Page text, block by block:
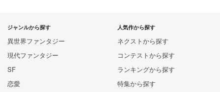
人気作から探す
ネクストから探す
コンテストから探す
ランキングから探す
特集から探す
ジャンルから探す
異世界ファンタジー
現代ファンタジー
SF
恋愛